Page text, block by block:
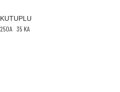
35 KA